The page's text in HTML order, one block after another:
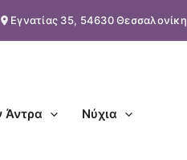
Εγνατίας 35, 54630 Θεσσαλονίκη
Άντρα Νύχια